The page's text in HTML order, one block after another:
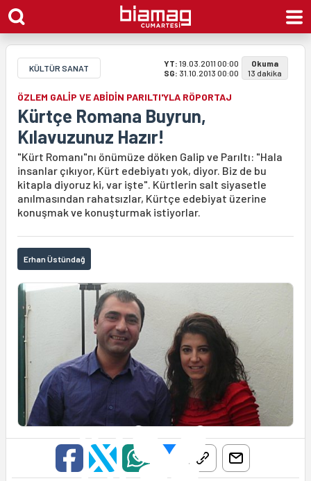
KÜLTÜR SANAT YT: 19.03.2011 00:00
SG: 31.10.2013 00:00
Okuma
13 dakika
ÖZLEM GALİP VE ABİDİN PARILTI'YLA RÖPORTAJ
Kürtçe Romana Buyrun,
Kılavuzunuz Hazır!
"Kürt Romanı"nı önümüze döken Galip ve Parıltı: "Hala
insanlar çıkıyor, Kürt edebiyatı yok, diyor. Biz de bu
kitapla diyoruz ki, var işte". Kürtlerin salt siyasetle
anılmasından rahatsızlar, Kürtçe edebiyat üzerine
konuşmak ve konuşturmak istiyorlar.
Erhan Üstündağ